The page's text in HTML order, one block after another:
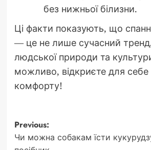
без нижньої білизни.
Ці факти показують, що
— це не лише сучасний
людської природи та
можливо, відкриєте для себе
комфорту!
Post
Previous:
Чи можна собакам їсти